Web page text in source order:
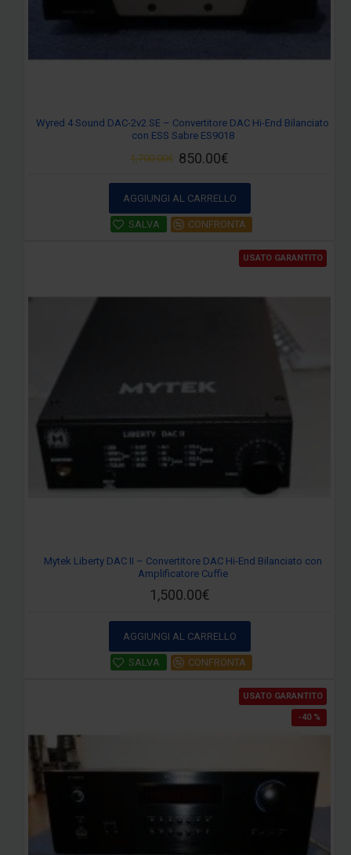
Wyred 4 Sound DAC-2v2 SE – Convertitore DAC Hi-End Bilanciato
con ESS Sabre ES9018
850.00€
1,700.00€
AGGIUNGI AL CARRELLO
SALVA CONFRONTA
USATO GARANTITO
Mytek Liberty DAC II – Convertitore DAC Hi-End Bilanciato con
Amplificatore Cuffie
1,500.00€
AGGIUNGI AL CARRELLO
SALVA CONFRONTA
USATO GARANTITO
-40 %